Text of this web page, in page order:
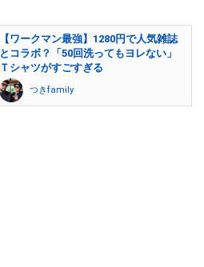
【ワークマン最強】1280円で人気雑誌
とコラボ？「50回洗ってもヨレない」
Ｔシャツがすごすぎる
つきfamily